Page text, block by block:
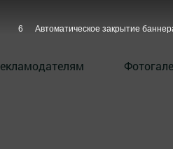
5 Автоматическое закрытие